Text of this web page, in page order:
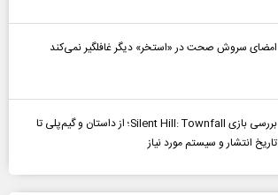
امضای سروش صحت در «استخر» دیگر غافلگیر نمی‌کند
بررسی بازی Silent Hill: Townfall؛ از داستان و گیم‌پلی تا
تاریخ انتشار و سیستم مورد نیاز